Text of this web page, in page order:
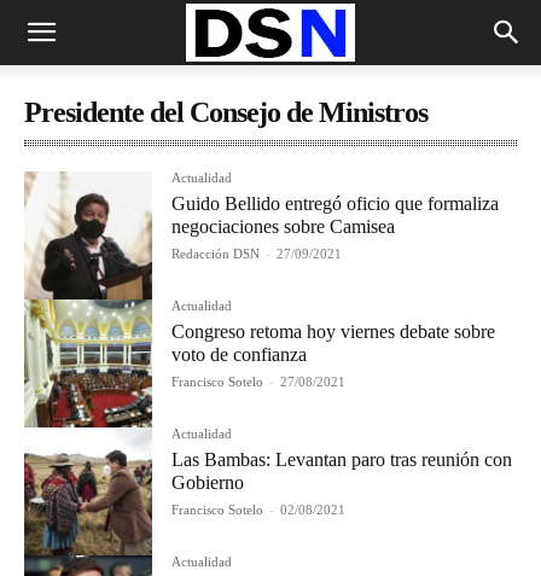
Presidente del Consejo de Ministros
Actualidad
Guido Bellido entregó oficio que formaliza
negociaciones sobre Camisea
Redacción DSN - 27/09/2021
Actualidad
Congreso retoma hoy viernes debate sobre
voto de confianza
Francisco Sotelo - 27/08/2021
Actualidad
Las Bambas: Levantan paro tras reunión con
Gobierno
Francisco Sotelo - 02/08/2021
Actualidad